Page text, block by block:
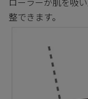
整できます。